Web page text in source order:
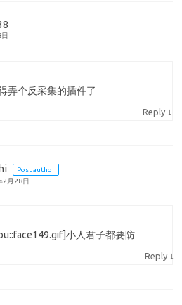
弄个反采集的插件了
Reply ↓
Post author
2月28日
小人君子都要防
Reply ↓